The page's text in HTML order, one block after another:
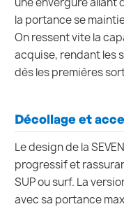
la portance se
On ressent vite la
acquise, rendant les
dès les premières
Décollage et
Le design de la
progressif et
SUP ou surf. La
avec sa portance